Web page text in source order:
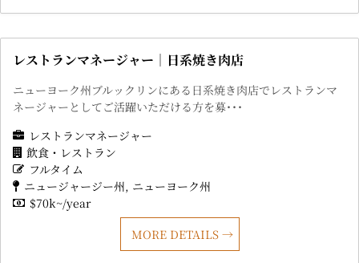
レストランマネージャー｜日系焼き肉店
ニューヨーク州ブルックリンにある日系焼き肉店でレストランマ
ネージャーとしてご活躍いただける方を募･･･
レストランマネージャー
飲食・レストラン
フルタイム
ニュージャージー州 ニューヨーク州
$70k~/year
MORE DETAILS